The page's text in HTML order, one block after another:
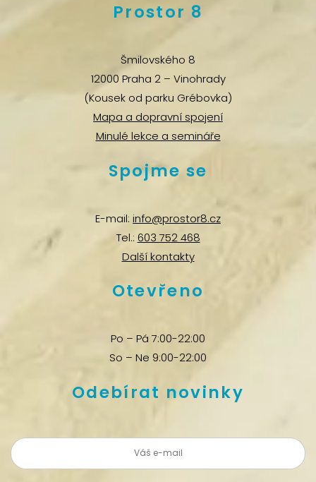
Prostor 8
Šmilovského 8
12000 Praha 2 – Vinohrady
(Kousek od parku Grébovka)
Mapa a dopravní spojení
Minulé lekce a semináře
Spojme se
E-mail: info@prostor8.cz
Tel.: 603 752 468
Další kontakty
Otevřeno
Po – Pá 7:00-22:00
So – Ne 9:00-22:00
Odebírat novinky